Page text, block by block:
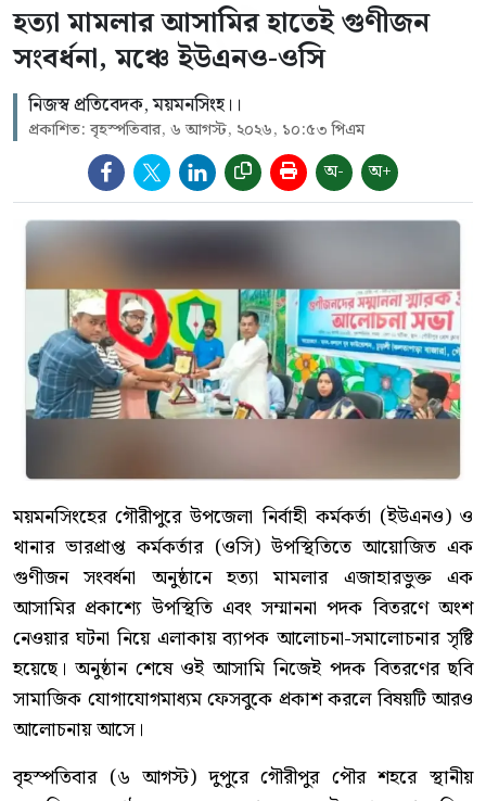
হত্যা মামলার আসামির হাতেই গুণীজন
সংবর্ধনা, মঞ্চে ইউএনও-ওসি
নিজস্ব প্রতিবেদক, ময়মনসিংহ।।
প্রকাশিত: বৃহস্পতিবার, ৬ আগস্ট, ২০২৬, ১০:৫৩ পিএম
অ- অ+
ময়মনসিংহের গৌরীপুরে উপজেলা নির্বাহী কর্মকর্তা (ইউএনও) ও
থানার ভারপ্রাপ্ত কর্মকর্তার (ওসি) উপস্থিতিতে আয়োজিত এক
গুণীজন সংবর্ধনা অনুষ্ঠানে হত্যা মামলার এজাহারভুক্ত এক
আসামির প্রকাশ্যে উপস্থিতি এবং সম্মাননা পদক বিতরণে অংশ
নেওয়ার ঘটনা নিয়ে এলাকায় ব্যাপক আলোচনা-সমালোচনার সৃষ্টি
হয়েছে। অনুষ্ঠান শেষে ওই আসামি নিজেই পদক বিতরণের ছবি
সামাজিক যোগাযোগমাধ্যম ফেসবুকে প্রকাশ করলে বিষয়টি আরও
আলোচনায় আসে।
বৃহস্পতিবার (৬ আগস্ট) দুপুরে গৌরীপুর পৌর শহরে স্থানীয়